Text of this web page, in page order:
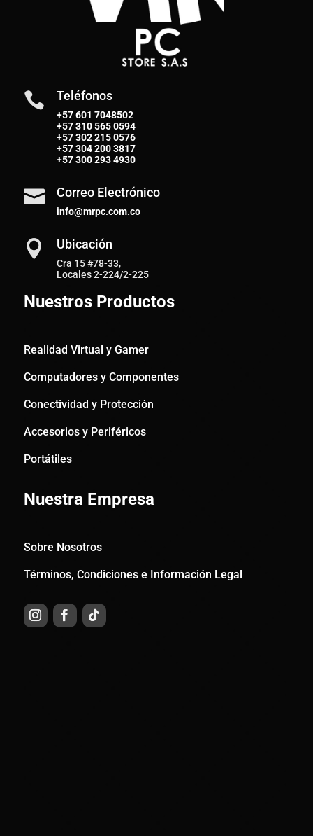
 Teléfonos
+57 601 7048502
+57310 565 0594
+57302 215 0576
+57304 200 3817
+57300 293 4930
 Correo Electrónico
info@mrpc.com.co
 Ubicación
Cra 15 #78-33,
Locales 2-224/2-225
Nuestros Productos
Realidad Virtual y Gamer
Computadores y Componentes
Conectividad y Protección
Accesorios y Periféricos
Portátiles
Nuestra Empresa
Sobre Nosotros
Términos, Condiciones e Información Legal